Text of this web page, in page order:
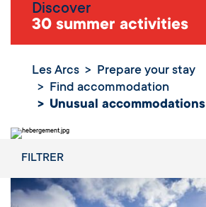
Discover
30 summer activities
Les Arcs
Prepare your stay
Find accommodation
Unusual accommodations
FILTRER